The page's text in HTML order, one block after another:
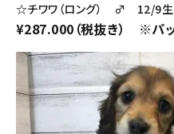
☆チワワ（ロング） ♂ 12/9生
¥287.000（税抜き） ※パ